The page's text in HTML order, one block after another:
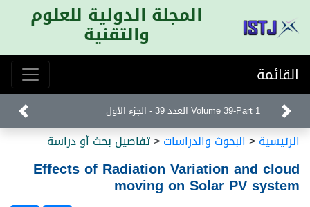
المجلة الدولية للعلوم
والتقنية
القائمة
Volume 39-Part 1 العدد 39 - الجزء الأول
الرئيسية< البحوث والدراسات<تفاصيل بحث أو دراسة
Effects of Radiation Variation and cloud
moving on Solar PV system